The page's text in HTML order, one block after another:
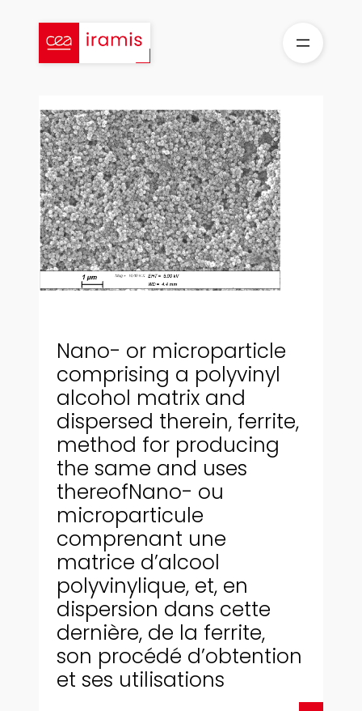
content
Nano- or microparticle
comprising a polyvinyl
alcohol matrix and
dispersed therein, ferrite,
method for producing
the same and uses
thereofNano- ou
microparticule
comprenant une
matrice d’alcool
polyvinylique, et, en
dispersion dans cette
dernière, de la ferrite,
son procédé d’obtention
et ses utilisations